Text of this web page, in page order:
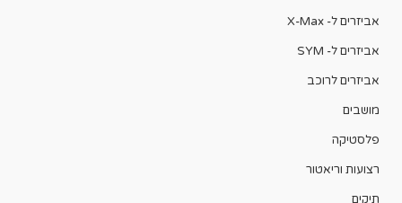
אביזרים ל- X-Max
אביזרים ל- SYM
אביזרים לרוכב
מושבים
פלסטיקה
רצועות וריאטור
תיקים